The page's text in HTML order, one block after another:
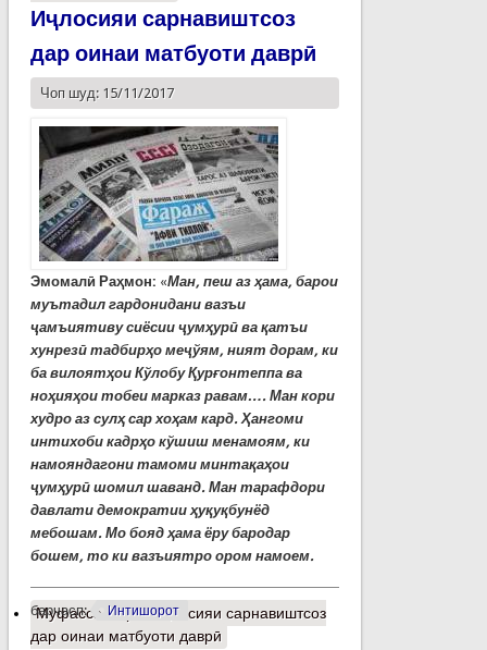
Иҷлосияи сарнавиштсоз
дар оинаи матбуоти даврӣ
Чоп шуд: 15/11/2017
Эмомалӣ Раҳмон: «Ман, пеш аз ҳама, барои
муътадил гардонидани вазъи
ҷамъиятиву сиёсии ҷумҳурӣ ва қатъи
хунрезӣ тадбирҳо меҷўям, ният дорам, ки
ба вилоятҳои Кўлобу Қурғонтеппа ва
ноҳияҳои тобеи марказ равам…. Ман кори
худро аз сулҳ сар хоҳам кард. Ҳангоми
интихоби кадрҳо кўшиш менамоям, ки
намояндагони тамоми минтақаҳои
ҷумҳурӣ шомил шаванд. Ман тарафдори
давлати демократии ҳуқуқбунёд
мебошам. Мо бояд ҳама ёру бародар
бошем, то ки вазъиятро ором намоем.
барчасп: Интишорот
Муфассалтаро Иҷлосияи сарнавиштсоз
дар оинаи матбуоти даврӣ